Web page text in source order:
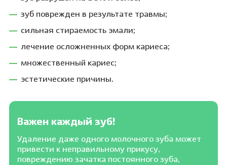
зуб поврежден в результате травмы;
сильная стираемость эмали;
лечение осложненных форм кариеса;
множественный кариес;
эстетические причины.
Важен каждый зуб!
Удаление даже одного молочного зуба может
привести к неправильному прикусу,
повреждению зачатка постоянного зуба,